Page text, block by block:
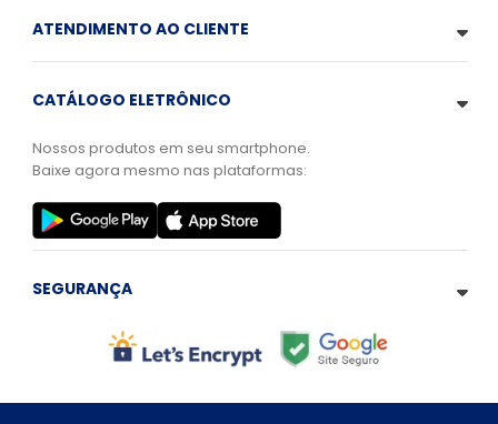
ATENDIMENTO AO CLIENTE
CATÁLOGO ELETRÔNICO
Nossos produtos em seu smartphone.
Baixe agora mesmo nas plataformas:
SEGURANÇA